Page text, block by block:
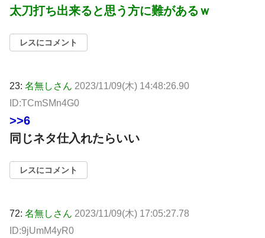
太刀打ち出来ると思う方に難があるｗ
レスにコメント
23: 名無しさん 2023/11/09(木) 14:48:26.90
ID:TCmSMn4G0
>>6
同じネタ仕入れたらいい
レスにコメント
72: 名無しさん 2023/11/09(木) 17:05:27.78
ID:9jUmM4yR0